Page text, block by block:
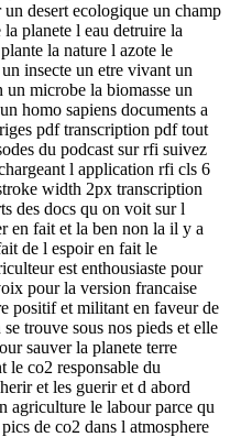
desert ecologique un champ
planete l eau detruire la
la nature l azote le
insecte un etre vivant un
microbe la biomasse un
homo sapiens documents a
pdf transcription pdf tout
du podcast sur rfi suivez
l application rfi cls 6
width 2px transcription
des docs qu on voit sur l
en fait et la ben non la il y a
de l espoir en fait le
est enthousiaste pour
pour la version francaise
positif et militant en faveur de
trouve sous nos pieds et elle
sauver la planete terre
le co2 responsable du
et les guerir et d abord
agriculture le labour parce qu
de co2 dans l atmosphere